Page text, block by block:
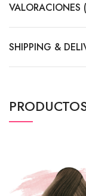
VALORACIONES
SHIPPING &